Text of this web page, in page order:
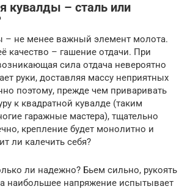
кувалды – сталь или
– не менее важный элемент молота.
качество – гашение отдачи. При
сила отдача невероятно
руки, доставляя массу неприятных
поэтому, прежде чем приваривать
к квадратной кувалде (таким
гаражные мастера), тщательно
крепление будет монолитно и
ли калечить себя?
ли надежно? Бьем сильно, рукоять
наибольшее напряжение испытывает